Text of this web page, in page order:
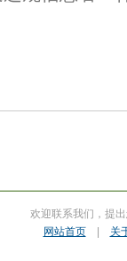
欢迎联系我们，提
网站首页| 关